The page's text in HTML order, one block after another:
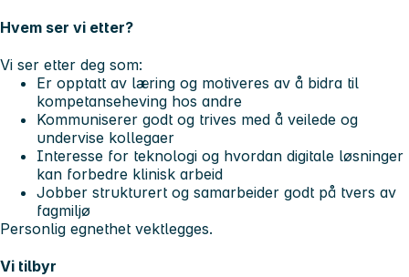
Hvem ser vi etter?
Vi ser etter deg som:
Er opptatt av læring og motiveres av å bidra til
kompetanseheving hos andre
Kommuniserer godt og trives med å veilede og
undervise kollegaer
Interesse for teknologi og hvordan digitale løsninger
kan forbedre klinisk arbeid
Jobber strukturert og samarbeider godt på tvers av
fagmiljø
Personlig egnethet vektlegges.
Vi tilbyr